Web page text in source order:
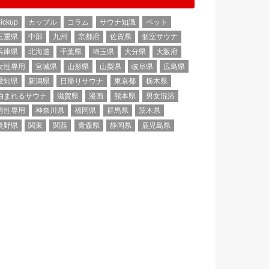
カップル コラム サウナ知識
ペット
重県
中部 九州 京都府 佐賀県
個室サウナ
庫県
北海道 千葉県 埼玉県 大分県
大阪府
性専用
宮城県 山形県 山梨県 岐阜県
広島県
知県
新潟県 日帰りサウナ 東京都
栃木県
まれるサウナ
滋賀県 漫画 熊本県
男女混浴
性専用
神奈川県 福岡県 群馬県
茨木県
野県
関東 関西 青森県 静岡県 鹿児島県